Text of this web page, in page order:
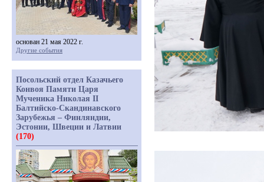
основан 21 мая 2022 г.
Другие события
Посольский отдел Казачьего
Конвоя Памяти Царя
Мученика Николая II
Балтийско-Скандинавского
Зарубежья – Финляндии,
Эстонии, Швеции и Латвии
(170)